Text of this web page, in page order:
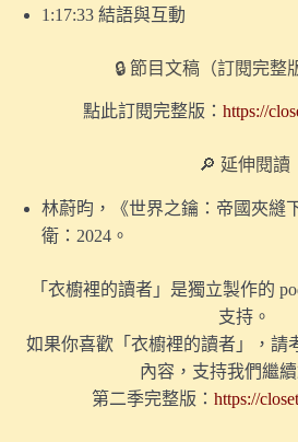
6.【探索視覺】「藝術天才」是如何被
5.【探索痛覺】疼痛如何引發性慾？一
過年特別節目｜【探索聽覺】如何重建
界？
過年特別節目｜【探索聽覺】人為什
4.【探索痛覺】疼痛何時會成為愉悅？
〖番外〗我為何不擔心被 AI 取代？談
1:17:33 結語與互動
🔒 節目文稿（訂閱完整
點此訂閱完整版： https://
🔎 延伸閱讀
林蔚昀，《世界之鑰：帝國夾縫
衛：2024。
「衣櫥裡的讀者」是獨立製作的
支持。
如果你喜歡「衣櫥裡的讀者」，請
內容，支持我們繼續
第二季完整版： https://